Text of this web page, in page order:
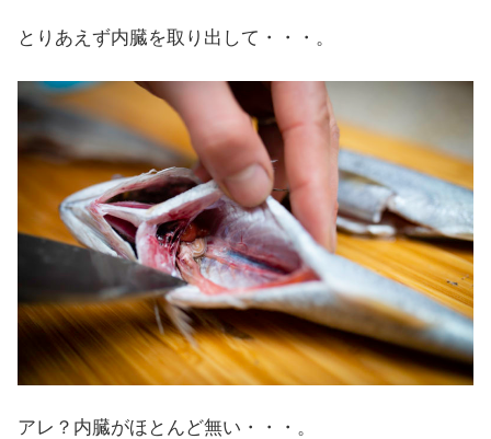
とりあえず内臓を取り出して・・・。
アレ？内臓がほとんど無い・・・。